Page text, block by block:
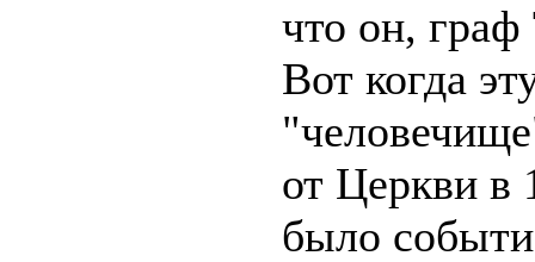
что он, граф
Вот когда
от Церкви в
было